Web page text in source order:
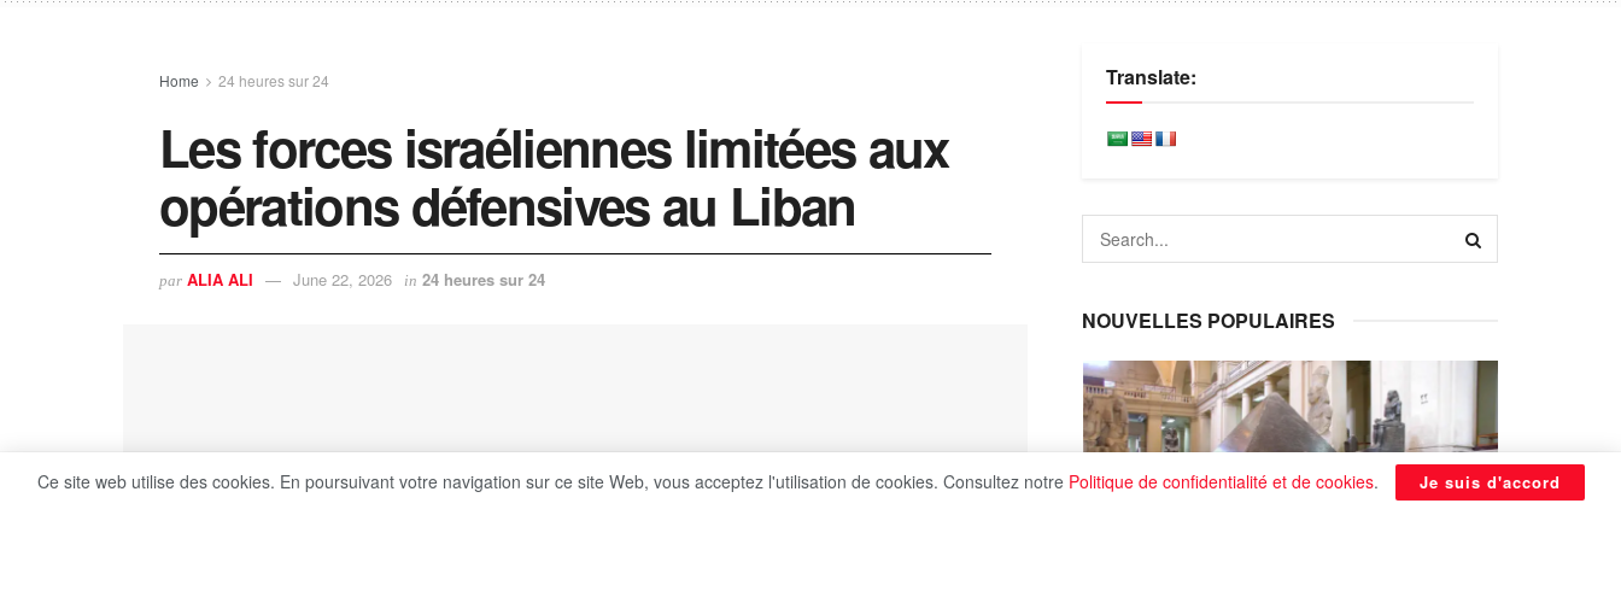
Home 24 heures sur 24
Les forces israéliennes limitées aux
opérations défensives au Liban
par ALIA ALI June 22, 2026 in 24 heures sur 24
Translate:
NOUVELLES POPULAIRES
Ce site web utilise des cookies. En poursuivant votre navigation sur ce site Web, vous acceptez l'utilisation de cookies. Consultez notre Politique de confidentialité et de cookies. Je suis d'accord